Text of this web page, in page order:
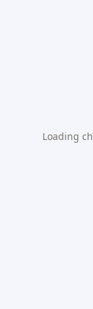
Loading